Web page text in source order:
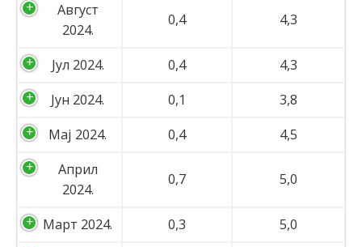
Август
2024.
0,4 4,3
Јул 2024. 0,4
4,3
Јун 2024.
0,1
3,8
Мај 2024.
0,4
4,5
Април
2024.
0,7 5,0
Март 2024. 0,3
5,0